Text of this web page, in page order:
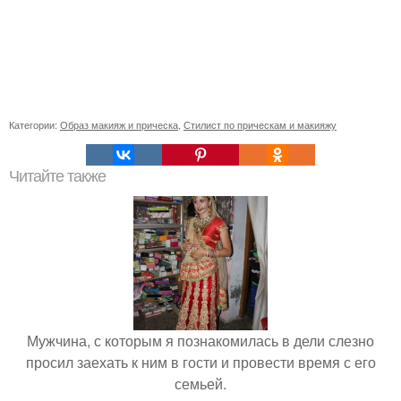
Категории: Образ макияж и прическа Стилист по прическам и макияжу
Читайте также
Мужчина, с которым я познакомилась в дели слезно
просил заехать к ним в гости и провести время с его
семьей.